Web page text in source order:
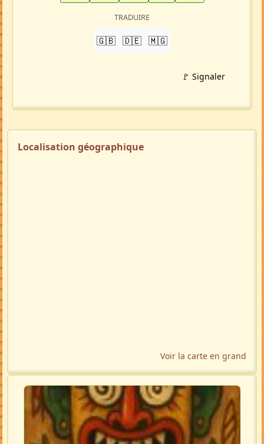
TRADUIRE
🇬🇧 🇩🇪 🇲🇬
🚩 Signaler
Localisation géographique
Voir la carte en grand